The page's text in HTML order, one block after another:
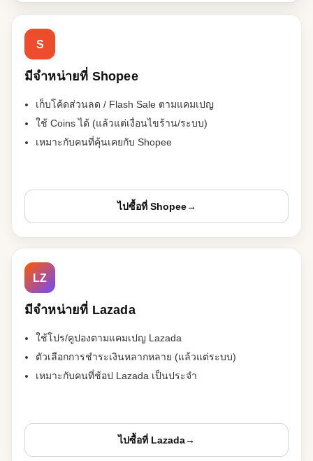
S
มีจำหน่ายที่ Shopee
เก็บโค้ดส่วนลด / Flash Sale ตามแคมเปญ
ใช้ Coins ได้ (แล้วแต่เงื่อนไขร้าน/ระบบ)
เหมาะกับคนที่คุ้นเคยกับ Shopee
ไปซื้อที่ Shopee→
LZ
มีจำหน่ายที่ Lazada
ใช้โปร/คูปองตามแคมเปญ Lazada
ตัวเลือกการชำระเงินหลากหลาย (แล้วแต่ระบบ)
เหมาะกับคนที่ช้อป Lazada เป็นประจำ
ไปซื้อที่ Lazada→